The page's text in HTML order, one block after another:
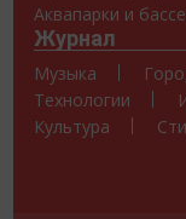
Аквапарки и
Журнал
Музыка
Технологии
Культура